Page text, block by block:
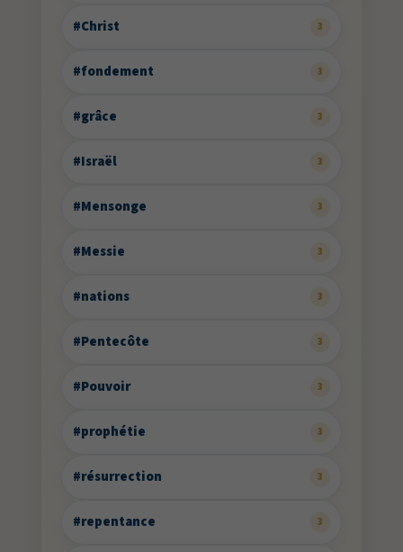
#Christ 3
#fondement 3
#grâce 3
#Israël 3
#Mensonge 3
#Messie 3
#nations 3
#Pentecôte 3
#Pouvoir 3
#prophétie 3
#résurrection 3
#repentance 3